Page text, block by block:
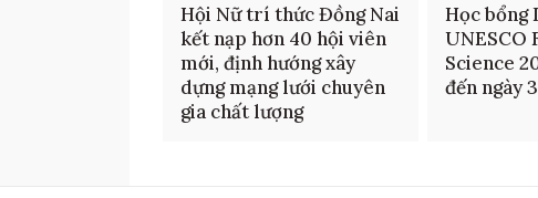
Hội Nữ trí thức Đồng Nai
kết nạp hơn 40 hội viên
mới, định hướng xây
dựng mạng lưới chuyên
gia chất lượng
Học bổng
UNESCO
Science
đến ngày